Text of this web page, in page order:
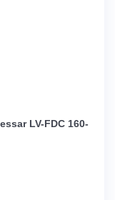
LV-FDC 160-